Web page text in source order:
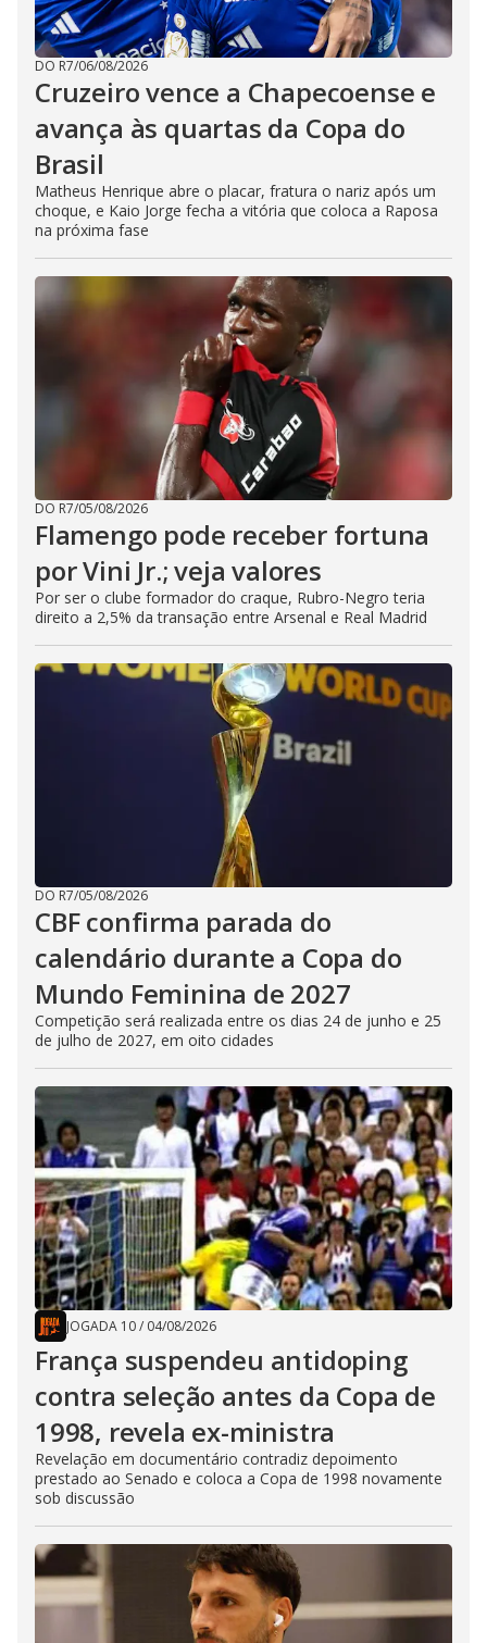
DO R7/06/08/2026
Cruzeiro vence a Chapecoense e
avança às quartas da Copa do
Brasil
Matheus Henrique abre o placar, fratura o nariz após um
choque, e Kaio Jorge fecha a vitória que coloca a Raposa
na próxima fase
DO R7/05/08/2026
Flamengo pode receber fortuna
por Vini Jr.; veja valores
Por ser o clube formador do craque, Rubro-Negro teria
direito a 2,5% da transação entre Arsenal e Real Madrid
DO R7/05/08/2026
CBF confirma parada do
calendário durante a Copa do
Mundo Feminina de 2027
Competição será realizada entre os dias 24 de junho e 25
de julho de 2027, em oito cidades
JOGADA 10/ 04/08/2026
França suspendeu antidoping
contra seleção antes da Copa de
1998, revela ex-ministra
Revelação em documentário contradiz depoimento
prestado ao Senado e coloca a Copa de 1998 novamente
sob discussão